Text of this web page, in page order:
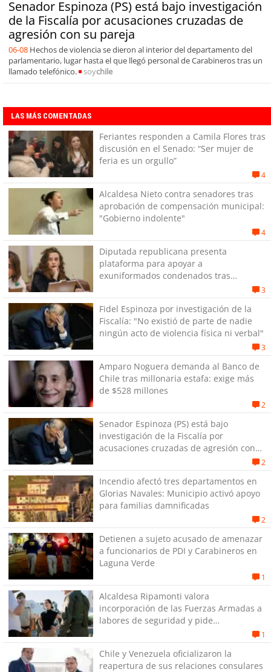
Senador Espinoza (PS) está bajo investigación
de la Fiscalía por acusaciones cruzadas de
agresión con su pareja
06-08 Hechos de violencia se dieron al interior del departamento del
parlamentario, lugar hasta el que llegó personal de Carabineros tras un
llamado telefónico.
soychile
LAS MÁS COMENTADAS
Feriantes responden a Camila Flores tras
discusión en el Senado: “Ser mujer de
feria es un orgullo”
4
Alcaldesa Nieto contra senadores tras
aprobación de compensación municipal:
"Gobierno indolente"
4
Diputada republicana presenta
plataforma para apoyar a
exuniformados condenados tras
3
Fidel Espinoza por investigación de la
Fiscalía: "No existió de parte de nadie
ningún acto de violencia física ni verbal"
3
Amparo Noguera demanda al Banco de
Chile tras millonaria estafa: exige más
de $528 millones
2
Senador Espinoza (PS) está bajo
investigación de la Fiscalía por
acusaciones cruzadas de agresión con
2
Incendio afectó tres departamentos en
Glorias Navales: Municipio activó apoyo
para familias damnificadas
2
Detienen a sujeto acusado de amenazar
a funcionarios de PDI y Carabineros en
Laguna Verde
1
Alcaldesa Ripamonti valora
incorporación de las Fuerzas Armadas a
labores de seguridad y pide
1
Chile y Venezuela oficializaron la
reapertura de sus relaciones consulares